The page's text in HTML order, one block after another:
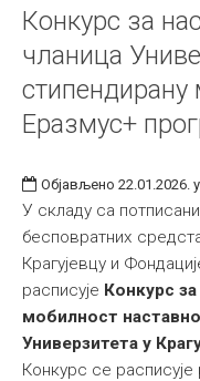
Конкурс за
чланица
стипендирану
Еразмус+
Објављено 22.01.2026.
У складу са
бесповратних
Крагујевцу и
расписује Конкурс
мобилност
Универзитета у
Конкурс се